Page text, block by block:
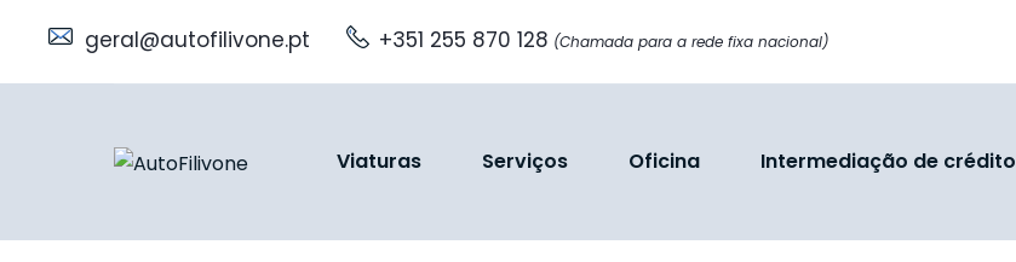
geral@autofilivone.pt +351 255 870 128 (Chamada para a rede fixa nacional)
Viaturas Serviços Oficina Intermediação de crédito